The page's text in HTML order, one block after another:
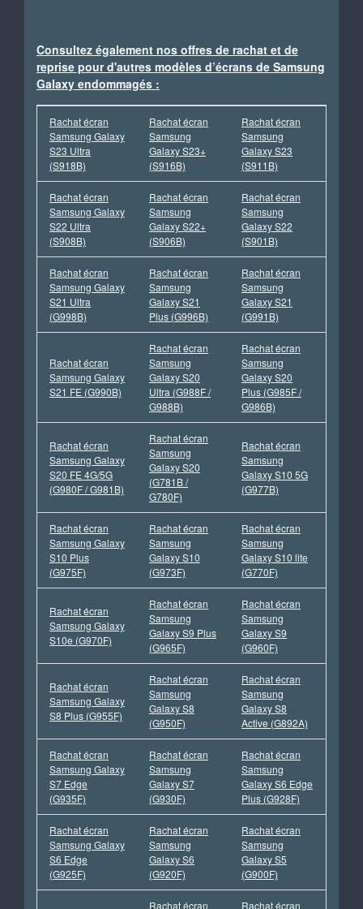
Consultez également nos offres de rachat et de
reprise pour d'autres modèles d’écrans de Samsung
Galaxy endommagés :
Rachat écran
Samsung Galaxy
S23 Ultra
(S918B)
Rachat écran
Samsung
Galaxy S23+
(S916B)
Rachat écran
Samsung
Galaxy S23
(S911B)
Rachat écran
Samsung Galaxy
S22 Ultra
(S908B)
Rachat écran
Samsung
Galaxy S22+
(S906B)
Rachat écran
Samsung
Galaxy S22
(S901B)
Rachat écran
Samsung Galaxy
S21 Ultra
(G998B)
Rachat écran
Samsung
Galaxy S21
Plus (G996B)
Rachat écran
Samsung
Galaxy S21
(G991B)
Rachat écran
Samsung Galaxy
S21 FE (G990B)
Rachat écran
Samsung
Galaxy S20
Ultra (G988F /
G988B)
Rachat écran
Samsung
Galaxy S20
Plus (G985F /
G986B)
Rachat écran
Samsung Galaxy
S20 FE 4G/5G
(G980F / G981B)
Rachat écran
Samsung
Galaxy S20
(G781B /
G780F)
Rachat écran
Samsung
Galaxy S10 5G
(G977B)
Rachat écran
Samsung Galaxy
S10 Plus
(G975F)
Rachat écran
Samsung
Galaxy S10
(G973F)
Rachat écran
Samsung
Galaxy S10 lite
(G770F)
Rachat écran
Samsung Galaxy
S10e (G970F)
Rachat écran
Samsung
Galaxy S9 Plus
(G965F)
Rachat écran
Samsung
Galaxy S9
(G960F)
Rachat écran
Samsung Galaxy
S8 Plus (G955F)
Rachat écran
Samsung
Galaxy S8
(G950F)
Rachat écran
Samsung
Galaxy S8
Active (G892A)
Rachat écran
Samsung Galaxy
S7 Edge
(G935F)
Rachat écran
Samsung
Galaxy S7
(G930F)
Rachat écran
Samsung
Galaxy S6 Edge
Plus (G928F)
Rachat écran
Samsung Galaxy
S6 Edge
(G925F)
Rachat écran
Samsung
Galaxy S6
(G920F)
Rachat écran
Samsung
Galaxy S5
(G900F)
Rachat écran Rachat écran